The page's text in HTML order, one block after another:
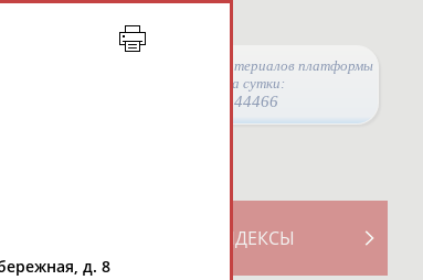
Просмотры материалов платформы
за сутки:
44466
СВОДНЫЕ ИНДЕКСЫ
д. 8